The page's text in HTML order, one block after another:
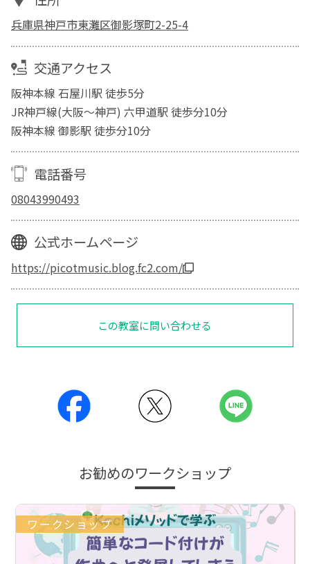
兵庫県神戸市東灘区御影塚町2-25-4
交通アクセス
阪神本線 石屋川駅 徒歩5分
JR神戸線(大阪～神戸) 六甲道駅 徒歩分10分
阪神本線 御影駅 徒歩分10分
電話番号
08043990493
公式ホームページ
https://picotmusic.blog.fc2.com/
この教室に問い合わせる
お勧めのワークショップ
ワークショップ